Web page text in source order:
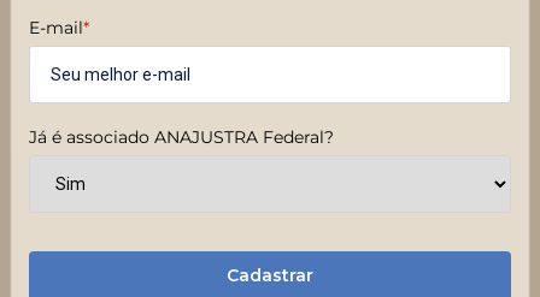
E-mail*
Já é associado ANAJUSTRA Federal?
Cadastrar